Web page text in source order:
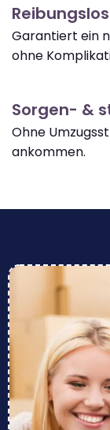
Garantiert ein
ohne
Sorgen- &
Ohne
ankommen.